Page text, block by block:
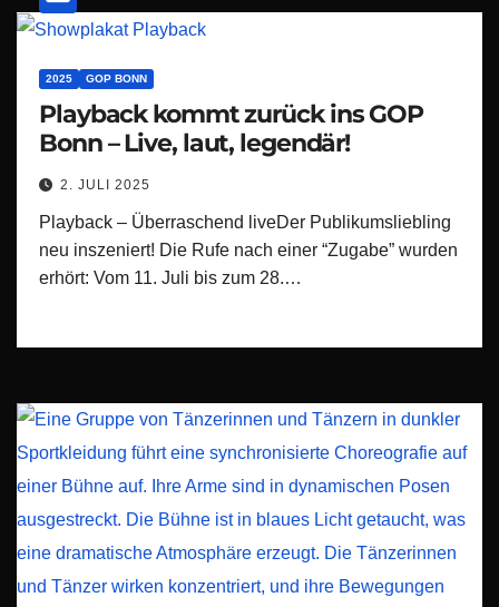
2025 GOP BONN
Playback kommt zurück ins GOP
Bonn – Live, laut, legendär!
2. JULI 2025
Playback – Überraschend liveDer Publikumsliebling
neu inszeniert! Die Rufe nach einer “Zugabe” wurden
erhört: Vom 11. Juli bis zum 28.…